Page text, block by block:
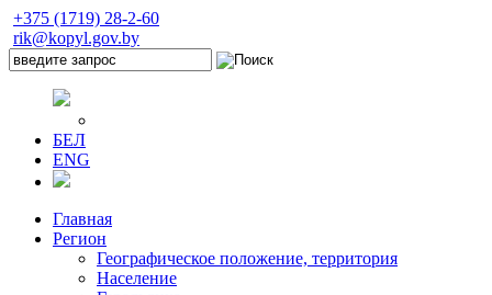
+375 (1719) 28-2-60
rik@kopyl.gov.by
БЕЛ
ENG
Главная
Регион
Географическое положение, территория
Население